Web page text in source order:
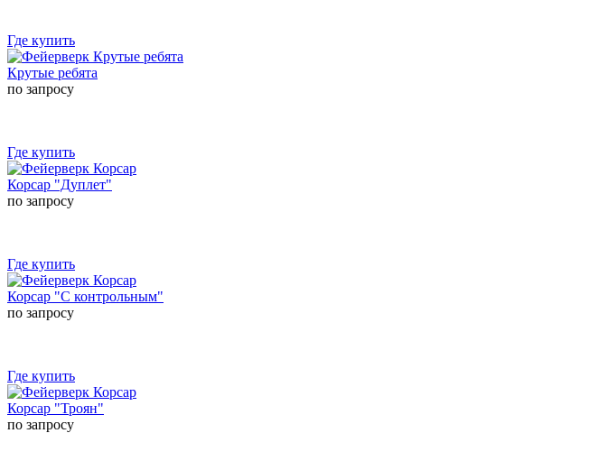
Где купить
Крутые ребята
по запросу
Где купить
Корсар "Дуплет"
по запросу
Где купить
Корсар "С контрольным"
по запросу
Где купить
Корсар "Троян"
по запросу